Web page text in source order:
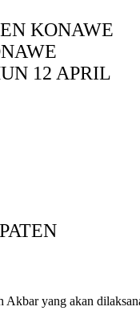
KONAWE
12 APRIL
Akbar yang akan